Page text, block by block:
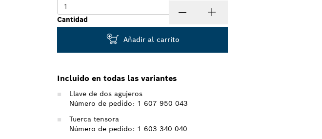
Cantidad
Añadir al carrito
Incluido en todas las variantes
Llave de dos agujeros
Número de pedido: 1 607 950 043
Tuerca tensora
Número de pedido: 1 603 340 040